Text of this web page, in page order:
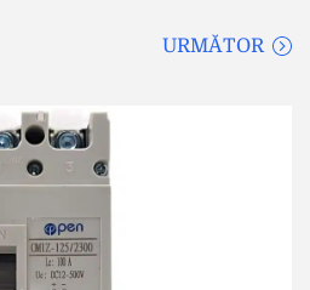
URMĂTOR